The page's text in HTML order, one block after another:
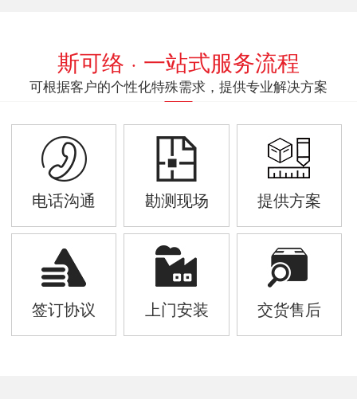
斯可络 · 一站式服务流程
可根据客户的个性化特殊需求，提供专业解决方案
电话沟通 勘测现场 提供方案
签订协议 上门安装 交货售后